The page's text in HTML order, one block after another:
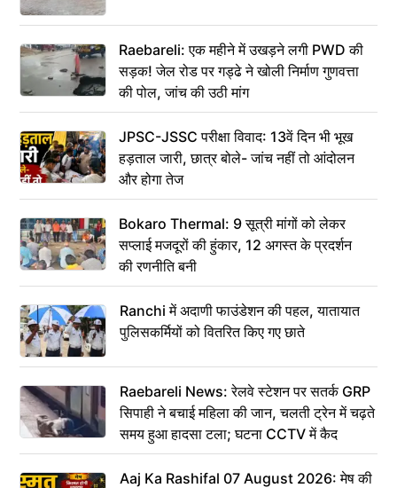
Raebareli: एक महीने में उखड़ने लगी PWD की
सड़क! जेल रोड पर गड्ढे ने खोली निर्माण गुणवत्ता
की पोल, जांच की उठी मांग
JPSC-JSSC परीक्षा विवाद: 13वें दिन भी भूख
हड़ताल जारी, छात्र बोले- जांच नहीं तो आंदोलन
और होगा तेज
Bokaro Thermal: 9 सूत्री मांगों को लेकर
सप्लाई मजदूरों की हुंकार, 12 अगस्त के प्रदर्शन
की रणनीति बनी
Ranchi में अदाणी फाउंडेशन की पहल, यातायात
पुलिसकर्मियों को वितरित किए गए छाते
Raebareli News: रेलवे स्टेशन पर सतर्क GRP
सिपाही ने बचाई महिला की जान, चलती ट्रेन में चढ़ते
समय हुआ हादसा टला; घटना CCTV में कैद
Aaj Ka Rashifal 07 August 2026: मेष की